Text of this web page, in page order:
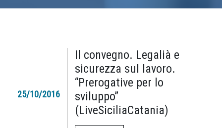
25/10/2016
Il convegno. Legalià e
sicurezza sul lavoro.
“Prerogative per lo
sviluppo”
(LiveSiciliaCatania)